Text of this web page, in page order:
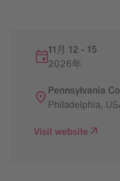
11月 12 - 15
2026年
Pennsylvania
Philadelphia,
Visit website